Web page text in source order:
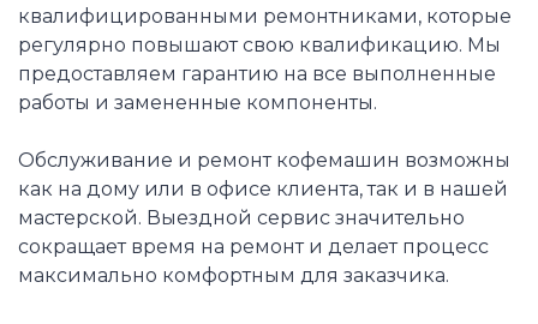
квалифицированными ремонтниками, которые
регулярно повышают свою квалификацию. Мы
предоставляем гарантию на все выполненные
работы и замененные компоненты.
Обслуживание и ремонт кофемашин возможны
как на дому или в офисе клиента, так и в нашей
мастерской. Выездной сервис значительно
сокращает время на ремонт и делает процесс
максимально комфортным для заказчика.